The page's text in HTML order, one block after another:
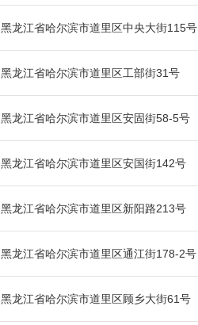
黑龙江省哈尔滨市道里区中央大街115号
黑龙江省哈尔滨市道里区工部街31号
黑龙江省哈尔滨市道里区安固街58-5号
黑龙江省哈尔滨市道里区安国街142号
黑龙江省哈尔滨市道里区新阳路213号
黑龙江省哈尔滨市道里区通江街178-2号
黑龙江省哈尔滨市道里区顾乡大街61号